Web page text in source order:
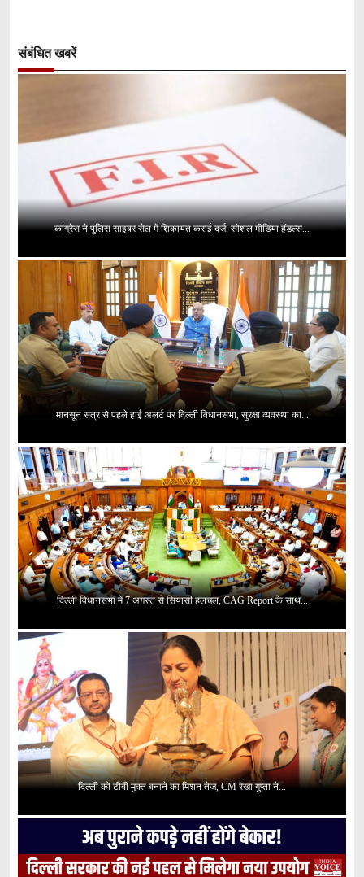
संबंधित खबरें
कांग्रेस ने पुलिस साइबर सेल में शिकायत कराई दर्ज, सोशल मीडिया हैंडल्स...
मानसून सत्र से पहले हाई अलर्ट पर दिल्ली विधानसभा, सुरक्षा व्यवस्था का...
दिल्ली विधानसभा में 7 अगस्त से सियासी हलचल, CAG Report के साथ...
दिल्ली को टीबी मुक्त बनाने का मिशन तेज, CM रेखा गुप्ता ने...